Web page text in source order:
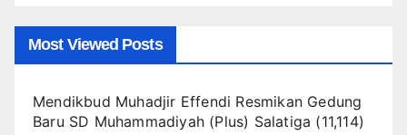
Most Viewed Posts
Mendikbud Muhadjir Effendi Resmikan Gedung
Baru SD Muhammadiyah (Plus) Salatiga (11,114)